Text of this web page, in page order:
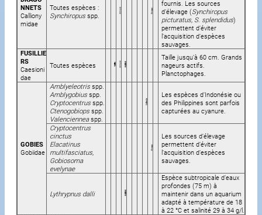
NNETS
Calliony
midae
Toutes espèces :
Synchiropusspp.
fournis. Les sources
d’élevage (Synchiropus
picturatus, S. splendidus)
permettent d’éviter
l’acquisition d’espèces
sauvages.
FUSILLIE
RS
Caesioni
dae
Toutes espèces
Taille jusqu’à 60 cm. Grands
nageurs actifs.
Planctophages.
GOBIES
Gobiidae
Amblyeleotrisspp.
Amblygobiusspp.
Cryptocentrusspp.
Ctenogobiopsspp.
Valencienneaspp.
Les espèces d’Indonésie ou
des Philippines sont parfois
capturées au cyanure.
Cryptocentrus
cinctus
Elacatinus
multifasciatus,
Gobiosoma
evelynae
Les sources d’élevage
permettent d’éviter
l’acquisition d’espèces
sauvages.
Lythrypnus dalli
Espèce subtropicale d’eaux
profondes (75 m) à
maintenir dans un aquarium
adapté à température de 18
à 22 °C et salinité 29 à 34 g/l.